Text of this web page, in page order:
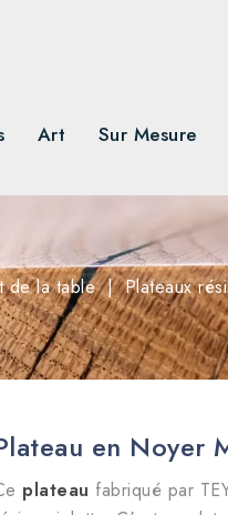
Art Sur Mesure
de la table Plateaux
en Noyer
plateau fabriqué par